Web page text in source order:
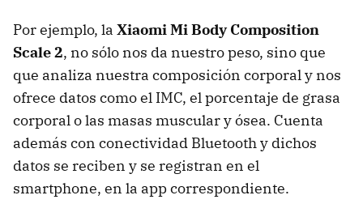
Por ejemplo, la Xiaomi Mi Body Composition
Scale 2, no sólo nos da nuestro peso, sino que
que analiza nuestra composición corporal y nos
ofrece datos como el IMC, el porcentaje de grasa
corporal o las masas muscular y ósea. Cuenta
además con conectividad Bluetooth y dichos
datos se reciben y se registran en el
smartphone, en la app correspondiente.